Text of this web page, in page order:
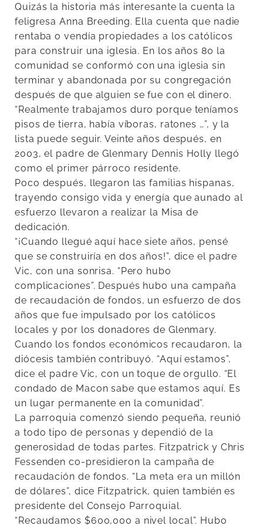
Quizás la historia más interesante la cuenta la
feligresa Anna Breeding. Ella cuenta que nadie
rentaba o vendía propiedades a los católicos
para construir una iglesia. En los años 80 la
comunidad se conformó con una iglesia sin
terminar y abandonada por su congregación
después de que alguien se fue con el dinero.
“Realmente trabajamos duro porque teníamos
pisos de tierra, había víboras, ratones …”, y la
lista puede seguir. Veinte años después, en
2003, el padre de Glenmary Dennis Holly llegó
como el primer párroco residente.
Poco después, llegaron las familias hispanas,
trayendo consigo vida y energía que aunado al
esfuerzo llevaron a realizar la Misa de
dedicación.
“¡Cuando llegué aquí hace siete años, pensé
que se construiría en dos años!”, dice el padre
Vic, con una sonrisa. “Pero hubo
complicaciones”. Después hubo una campaña
de recaudación de fondos, un esfuerzo de dos
años que fue impulsado por los católicos
locales y por los donadores de Glenmary.
Cuando los fondos económicos recaudaron, la
diócesis también contribuyó. “Aquí estamos”,
dice el padre Vic, con un toque de orgullo. “El
condado de Macon sabe que estamos aquí. Es
un lugar permanente en la comunidad”.
La parroquia comenzó siendo pequeña, reunió
a todo tipo de personas y dependió de la
generosidad de todas partes. Fitzpatrick y Chris
Fessenden co-presidieron la campaña de
recaudación de fondos. “La meta era un millón
de dólares”, dice Fitzpatrick, quien también es
presidente del Consejo Parroquial.
“Recaudamos $600,000 a nivel local”. Hubo